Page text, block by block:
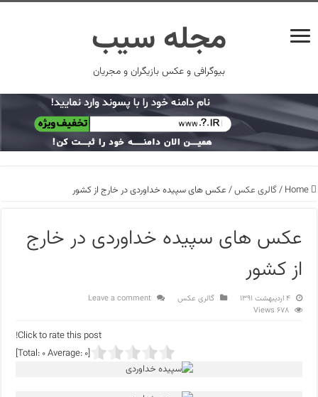
مجله سیب
بیوگرافی و عکس بازیگران و مجریان
Home
/گالری عکس/ عکس های سپیده خداوردی در خارج از کشور
عکس های سپیده خداوردی در خارج
از کشور
۴ اردیبهشت ۱۳۹۱ گالری عکس
Leave a comment
678 Views
Click to rate this post!
[Total:
0Average: 0
]